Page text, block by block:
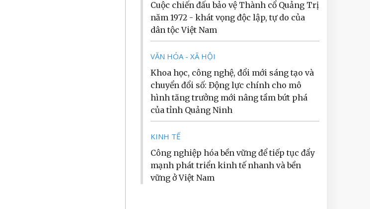
Cuộc chiến đấu bảo vệ Thành cổ Quảng Trị
năm 1972 - khát vọng độc lập, tự do của
dân tộc Việt Nam
VĂN HÓA - XÃ HỘI
Khoa học, công nghệ, đổi mới sáng tạo và
chuyển đổi số: Động lực chính cho mô
hình tăng trưởng mới nâng tầm bứt phá
của tỉnh Quảng Ninh
KINH TẾ
Công nghiệp hóa bền vững để tiếp tục đẩy
mạnh phát triển kinh tế nhanh và bền
vững ở Việt Nam